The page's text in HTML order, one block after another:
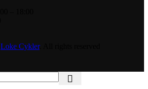
Loke Cykler. All rights reserved